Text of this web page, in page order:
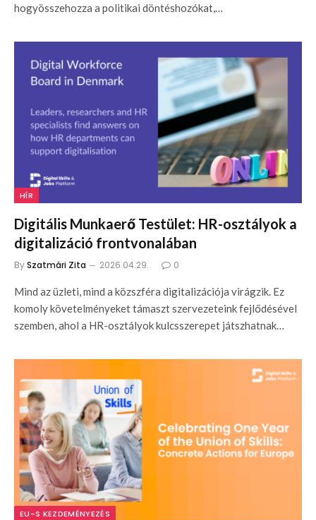
hogyösszehozza a politikai döntéshozókat,…
HÍR
Digitális Munkaerő Testület: HR-osztályok a
digitalizáció frontvonalában
BySzatmári Zita 2026.04.29. 0
Mind az üzleti, mind a közszféra digitalizációja virágzik. Ez
komoly követelményeket támaszt szervezeteink fejlődésével
szemben, ahol a HR-osztályok kulcsszerepet játszhatnak…
EU-S KEZDEMÉNYEZÉS